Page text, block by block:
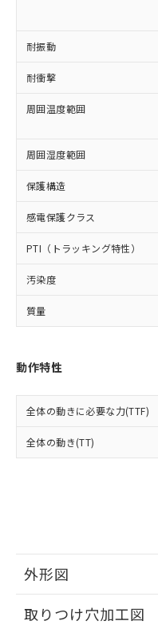
耐振動
耐衝撃
周囲温度範囲
周囲湿度範囲
保護構造
感電保護クラス
PTI（トラッキング特性）
汚染度
質量
動作特性
全体の動きに必要な力(TTF)
全体の動き(TT)
外形図
取りつけ穴加工図
在庫状況
記載してい
タに基づ
覧された
準価格と
正式な納
様のお取
ムロン制
オムロン
販
在庫状況お
事前の承諾
示しない
マイパー
ビス）を
メンバーズ
あります。
品・サービ
引・商談に
※当社の共
の共同利用
鉛(Pb) 1000ppm以下
類(PBB) 1000ppm以
(PBDE) 1000ppm以
ル) (DEHP)(別名：
ルベンジル（BBP）
（DBP） 1000ppm
但し、RoHS指令で産
図的な使用がないこ
部品在庫の切り
月が前後するこ
とができます。
EU RoHS指令（
51物質の非含有
荷製品に未対応
欄に対応日を記載
既に当社にて対
していることか
り、2022年1月12
*中国RoHS10物質の
Pb(鉛) :1000ppm、
Cr(Ⅵ)(六価クロム) :
ニル類) : 1000ppm、
ル類) : 1000ppm、
DBP(フタル酸ジブチ
イソブチル) :
DEHP(フタル酸ビス
「ｅ」：有害物
準値以下である
「10」：通常の
質が外部に漏え
及ぼさない年数
「－」：未確認
（以下｢規
または国
国政府の
可)を取得
当社は規
全に破砕
いよう必
当社は貴
ル、化学
武器並び
当社は、貴
場合は、
該第三者に
販売先およ
法に輸出
り引きを
合意する
一定
一定
在庫
いて
たは
機器
認くだ
受注
情報